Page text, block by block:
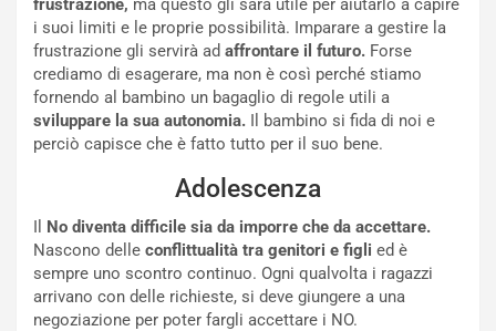
frustrazione, ma questo gli sarà utile per aiutarlo a capire
i suoi limiti e le proprie possibilità. Imparare a gestire la
frustrazione gli servirà ad affrontare il futuro. Forse
crediamo di esagerare, ma non è così perché stiamo
fornendo al bambino un bagaglio di regole utili a
sviluppare la sua autonomia. Il bambino si fida di noi e
perciò capisce che è fatto tutto per il suo bene.
Adolescenza
Il No diventa difficile sia da imporre che da accettare.
Nascono delle conflittualità tra genitori e figli ed è
sempre uno scontro continuo. Ogni qualvolta i ragazzi
arrivano con delle richieste, si deve giungere a una
negoziazione per poter fargli accettare i NO.